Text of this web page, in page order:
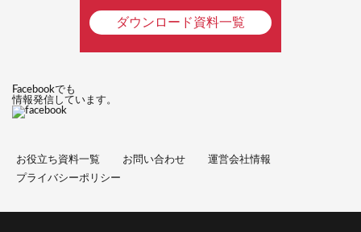
ダウンロード資料一覧
Facebookでも
情報発信しています。
お役立ち資料一覧 お問い合わせ
運営会社情報
プライバシーポリシー